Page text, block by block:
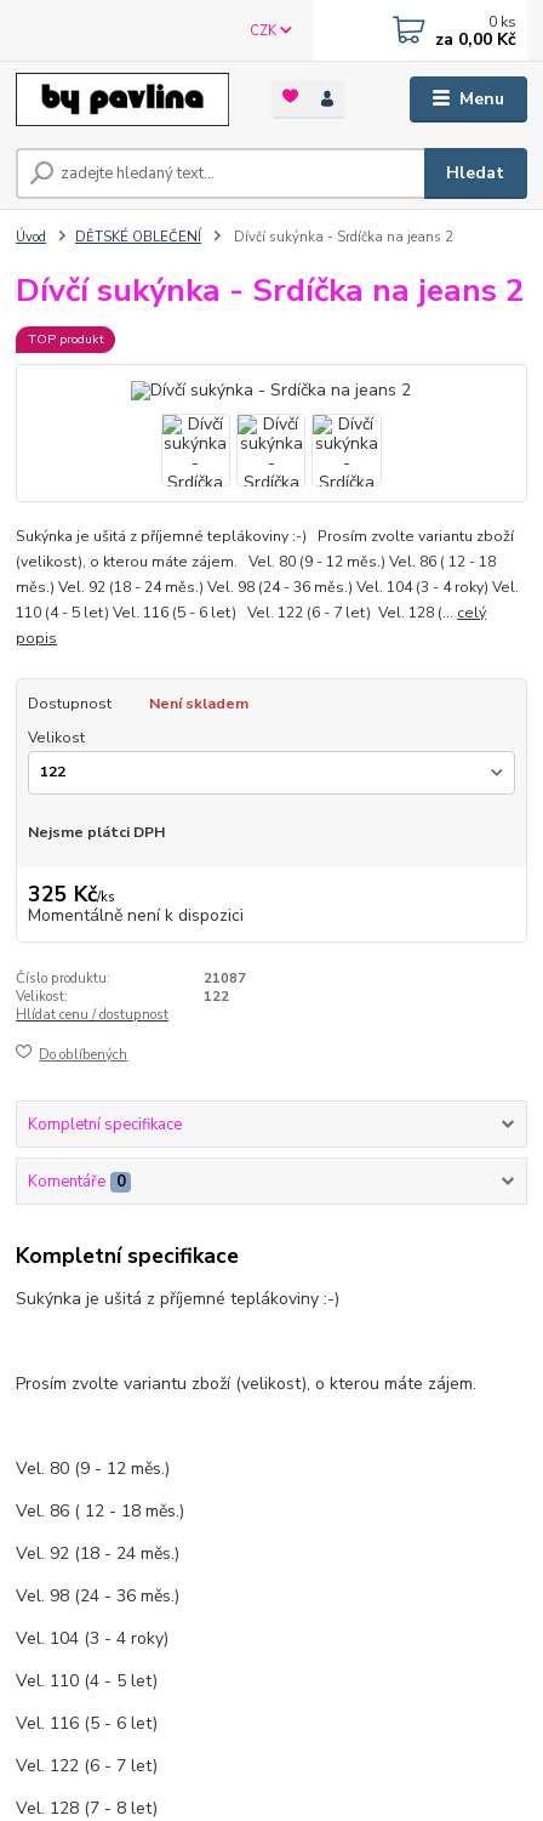
Menu
CZK
Hledat
0 ks
za 0,00 Kč
Úvod DĚTSKÉ OBLEČENÍ Dívčí sukýnka - Srdíčka na jeans 2
Dívčí sukýnka - Srdíčka na jeans 2
TOP produkt
Sukýnka je ušitá z příjemné teplákoviny :-) Prosím zvolte variantu zboží
(velikost), o kterou máte zájem. Vel. 80 (9 - 12 měs.) Vel. 86 ( 12 - 18
měs.) Vel. 92 (18 - 24 měs.) Vel. 98 (24 - 36 měs.) Vel. 104 (3 - 4 roky) Vel.
110 (4 - 5 let) Vel. 116 (5 - 6 let) Vel. 122 (6 - 7 let) Vel. 128 (... celý
popis
Dostupnost
Není skladem
Velikost
Nejsme plátci DPH
325 Kč/ks
Momentálně není k dispozici
Číslo produktu:
21087
Velikost:
122
Hlídat cenu / dostupnost
Do oblíbených
Kompletní specifikace
Komentáře 0
Kompletní specifikace
Sukýnka je ušitá z příjemné teplákoviny :-)
Prosím zvolte variantu zboží (velikost), o kterou máte zájem.
Vel. 80 (9 - 12 měs.)
Vel. 86 ( 12 - 18 měs.)
Vel. 92 (18 - 24 měs.)
Vel. 98 (24 - 36 měs.)
Vel. 104 (3 - 4 roky)
Vel. 110 (4 - 5 let)
Vel. 116 (5 - 6 let)
Vel. 122 (6 - 7 let)
Vel. 128 (7 - 8 let)